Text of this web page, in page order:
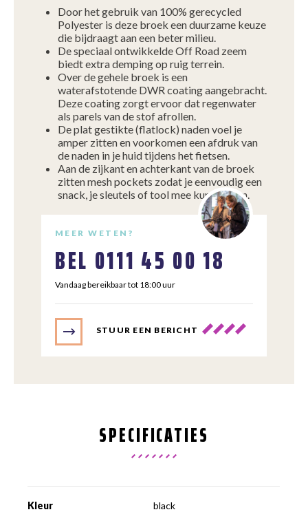
Door het gebruik van 100% gerecycled
Polyester is deze broek een duurzame keuze
die bijdraagt aan een beter milieu.
De speciaal ontwikkelde Off Road zeem
biedt extra demping op ruig terrein.
Over de gehele broek is een
waterafstotende DWR coating aangebracht.
Deze coating zorgt ervoor dat regenwater
als parels van de stof afrollen.
De plat gestikte (flatlock) naden voel je
amper zitten en voorkomen een afdruk van
de naden in je huid tijdens het fietsen.
Aan de zijkant en achterkant van de broek
zitten mesh pockets zodat je eenvoudig een
snack, je sleutels of tool mee kunt nemen.
MEER WETEN?
BEL 0111 45 00 18
Vandaag bereikbaar tot 18:00 uur
STUUR EEN BERICHT
SPECIFICATIES
Kleur black